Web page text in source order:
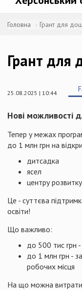
Головна Грант для
Грант для
25.08.2025 | 10:44
Нові можливості
Тепер у межах
до 1 млн грн на
дитсадка
ясел
центру
Це - суттєва
освіти!
Що важливо:
до 500 тис грн
до 1 млн грн -
робочих місця
На що можна